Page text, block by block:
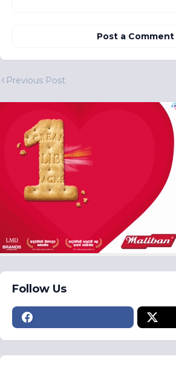
Post a Comment
Previous Post
Follow Us